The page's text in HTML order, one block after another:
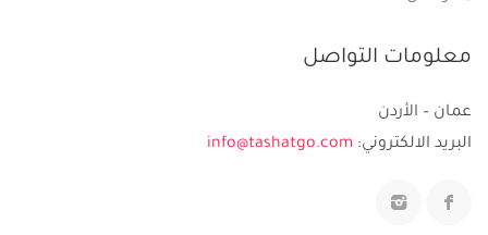
معلومات التواصل
عمان – الأردن
البريد الالكتروني: info@tashatgo.com